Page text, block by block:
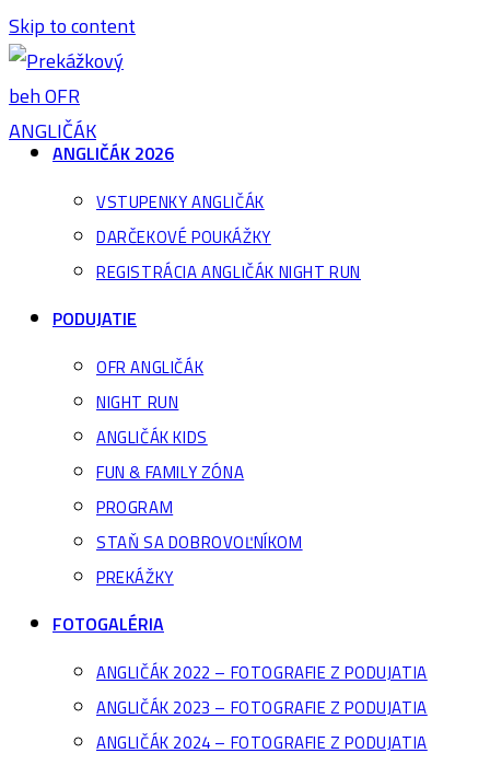
Skip to content
ANGLIČÁK 2026
VSTUPENKY ANGLIČÁK
DARČEKOVÉ POUKÁŽKY
REGISTRÁCIA ANGLIČÁK NIGHT RUN
PODUJATIE
OFR ANGLIČÁK
NIGHT RUN
ANGLIČÁK KIDS
FUN & FAMILY ZÓNA
PROGRAM
STAŇ SA DOBROVOĽNÍKOM
PREKÁŽKY
FOTOGALÉRIA
ANGLIČÁK 2022 – FOTOGRAFIE Z PODUJATIA
ANGLIČÁK 2023 – FOTOGRAFIE Z PODUJATIA
ANGLIČÁK 2024 – FOTOGRAFIE Z PODUJATIA